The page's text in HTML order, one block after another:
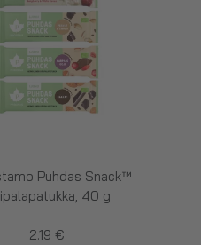
Puhdas Snack™
40 g
2.19 €